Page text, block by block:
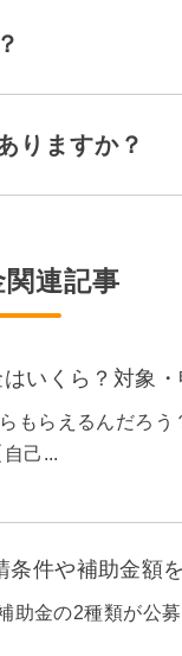
りますか？
連記事
いくら？対象
もらえるんだろ
己...
件や補助金額
金の2種類が公